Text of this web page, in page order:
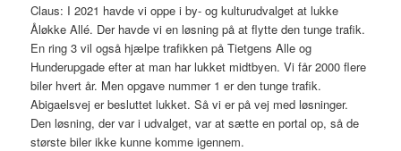
Claus: I 2021 havde vi oppe i by- og kulturudvalget at lukke
Åløkke Allé. Der havde vi en løsning på at flytte den tunge trafik.
En ring 3 vil også hjælpe trafikken på Tietgens Alle og
Hunderupgade efter at man har lukket midtbyen. Vi får 2000 flere
biler hvert år. Men opgave nummer 1 er den tunge trafik.
Abigaelsvej er besluttet lukket. Så vi er på vej med løsninger.
Den løsning, der var i udvalget, var at sætte en portal op, så de
største biler ikke kunne komme igennem.